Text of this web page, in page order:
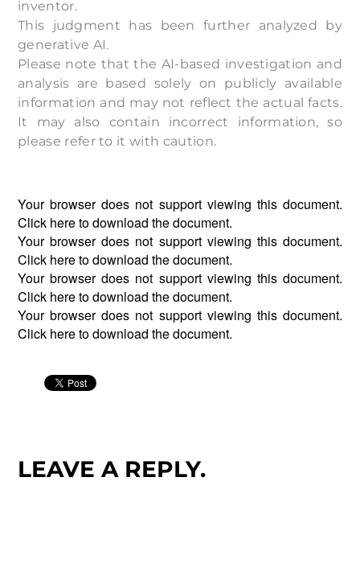
inventor.
This judgment has been further analyzed by
generative AI.
Please note that the AI-based investigation and
analysis are based solely on publicly available
information and may not reflect the actual facts.
It may also contain incorrect information, so
please refer to it with caution.
Your browser does not support viewing this document.
Click hereto download the document.
Your browser does not support viewing this document.
Click hereto download the document.
Your browser does not support viewing this document.
Click hereto download the document.
Your browser does not support viewing this document.
Click hereto download the document.
LEAVE A REPLY.